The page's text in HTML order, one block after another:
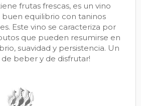
frutas frescas, es un vino
buen equilibrio con taninos
Este vino se caracteriza por
que pueden resumirse en
suavidad y persistencia. Un
de beber y de disfrutar!